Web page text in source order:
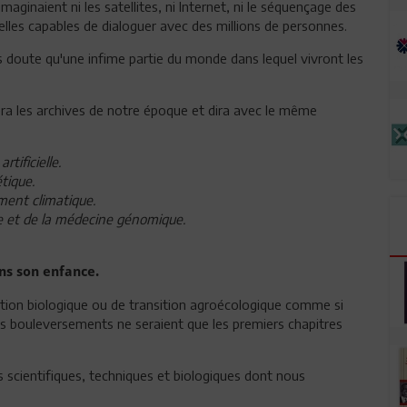
ni les satellites, ni Internet, ni le séquençage des
capables de dialoguer avec des millions de personnes.
qu'une infime partie du monde dans lequel vivront les
les archives de notre époque et dira avec le même
climatique.
de la médecine génomique.
son enfance.
biologique ou de transition agroécologique comme si
ne seraient que les premiers chapitres
scientifiques, techniques et biologiques dont nous